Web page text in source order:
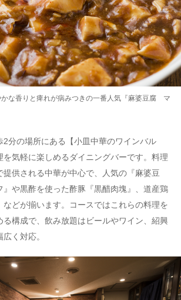
な香りと痺れが病みつきの一番人気『麻婆豆腐 マ
2分の場所にある【小皿中華のワインバル
を気軽に楽しめるダイニングバーです。料理
提供される中華が中心で、人気の『麻婆豆
や黒酢を使った酢豚『黒醋肉塊』、道産鶏
などが揃います。コースではこれらの料理を
る構成で、飲み放題はビールやワイン、紹興
く対応。